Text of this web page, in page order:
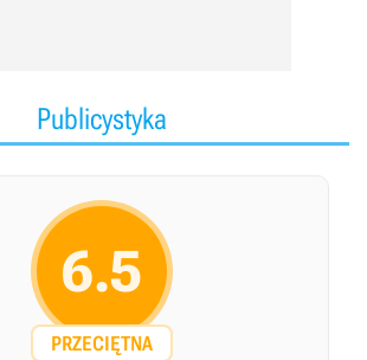
Publicystyka
6.5
PRZECIĘTNA